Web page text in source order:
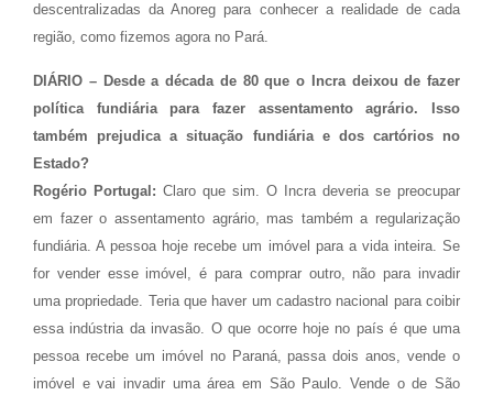
descentralizadas da Anoreg para conhecer a realidade de cada
região, como fizemos agora no Pará.
DIÁRIO – Desde a década de 80 que o Incra deixou de fazer
política fundiária para fazer assentamento agrário. Isso
também prejudica a situação fundiária e dos cartórios no
Estado?
Rogério Portugal: Claro que sim. O Incra deveria se preocupar
em fazer o assentamento agrário, mas também a regularização
fundiária. A pessoa hoje recebe um imóvel para a vida inteira. Se
for vender esse imóvel, é para comprar outro, não para invadir
uma propriedade. Teria que haver um cadastro nacional para coibir
essa indústria da invasão. O que ocorre hoje no país é que uma
pessoa recebe um imóvel no Paraná, passa dois anos, vende o
imóvel e vai invadir uma área em São Paulo. Vende o de São